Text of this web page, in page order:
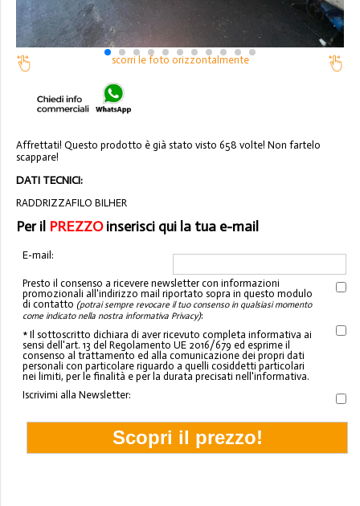
scorri le foto orizzontalmente
Affrettati! Questo prodotto è già stato visto 658 volte! Non fartelo
scappare!
DATI TECNICI:
RADDRIZZAFILO BILHER
Per il PREZZOinserisci qui la tua e-mail
E-mail:
Presto il consenso a ricevere newsletter con informazioni
promozionali all'indirizzo mail riportato sopra in questo modulo
di contatto (potrai sempre revocare il tuo consenso in qualsiasi momento
come indicato nella nostra informativa Privacy):
* Il sottoscritto dichiara di aver ricevuto completa informativa ai
sensi dell'art. 13 del Regolamento UE 2016/679 ed esprime il
consenso al trattamento ed alla comunicazione dei propri dati
personali con particolare riguardo a quelli cosiddetti particolari
nei limiti, per le finalità e per la durata precisati nell'informativa.
Iscrivimi alla Newsletter: